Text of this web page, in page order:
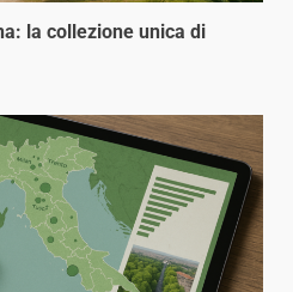
la collezione unica di